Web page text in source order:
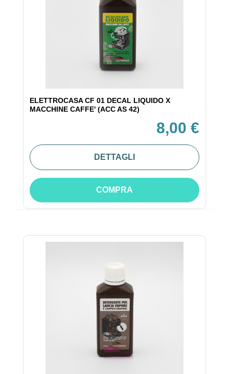
ELETTROCASA CF 01 DECAL LIQUIDO X
MACCHINE CAFFE' (ACC AS 42)
8,00 €
DETTAGLI
COMPRA